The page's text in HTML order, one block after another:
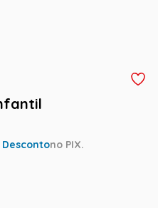
Descontono PIX.